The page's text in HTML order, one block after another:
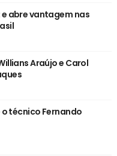
abre vantagem nas
Araújo e Carol
técnico Fernando